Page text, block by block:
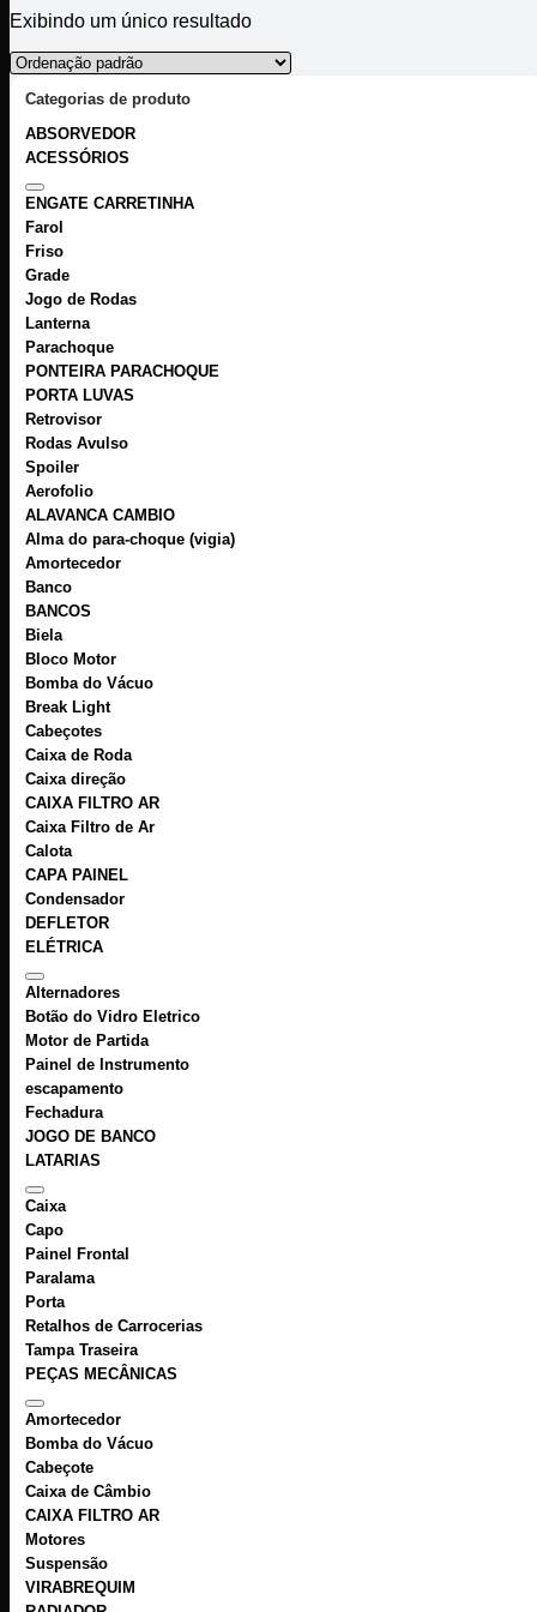
Exibindo um único resultado
Categorias de produto
ABSORVEDOR
ACESSÓRIOS
ENGATE CARRETINHA
Farol
Friso
Grade
Jogo de Rodas
Lanterna
Parachoque
PONTEIRA PARACHOQUE
PORTA LUVAS
Retrovisor
Rodas Avulso
Spoiler
Aerofolio
ALAVANCA CAMBIO
Alma do para-choque (vigia)
Amortecedor
Banco
BANCOS
Biela
Bloco Motor
Bomba do Vácuo
Break Light
Cabeçotes
Caixa de Roda
Caixa direção
CAIXA FILTRO AR
Caixa Filtro de Ar
Calota
CAPA PAINEL
Condensador
DEFLETOR
ELÉTRICA
Alternadores
Botão do Vidro Eletrico
Motor de Partida
Painel de Instrumento
escapamento
Fechadura
JOGO DE BANCO
LATARIAS
Caixa
Capo
Painel Frontal
Paralama
Porta
Retalhos de Carrocerias
Tampa Traseira
PEÇAS MECÂNICAS
Amortecedor
Bomba do Vácuo
Cabeçote
Caixa de Câmbio
CAIXA FILTRO AR
Motores
Suspensão
VIRABREQUIM